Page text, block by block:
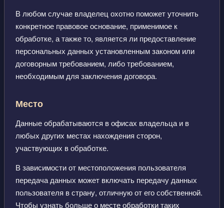
В любом случае владелец охотно поможет уточнить
конкретное правовое основание, применимое к
обработке, а также то, является ли предоставление
персональных данных установленным законом или
договорным требованием, либо требованием,
необходимым для заключения договора.
Место
Данные обрабатываются в офисах владельца и в
любых других местах нахождения сторон,
участвующих в обработке.
В зависимости от местоположения пользователя
передача данных может включать передачу данных
пользователя в страну, отличную от его собственной.
Чтобы узнать больше о месте обработки таких